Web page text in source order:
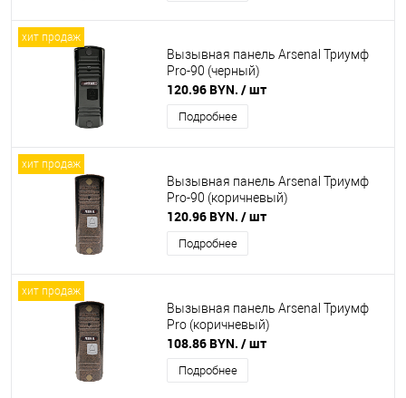
хит продаж
Вызывная панель Arsenal Триумф
Pro-90 (черный)
120.96 BYN. / шт
Подробнее
хит продаж
Вызывная панель Arsenal Триумф
Pro-90 (коричневый)
120.96 BYN. / шт
Подробнее
хит продаж
Вызывная панель Arsenal Триумф
Pro (коричневый)
108.86 BYN. / шт
Подробнее